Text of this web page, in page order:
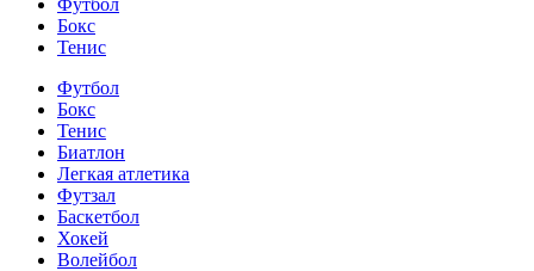
Футбол
Бокс
Тенис
Футбол
Бокс
Тенис
Биатлон
Легкая атлетика
Футзал
Баскетбол
Хокей
Волейбол